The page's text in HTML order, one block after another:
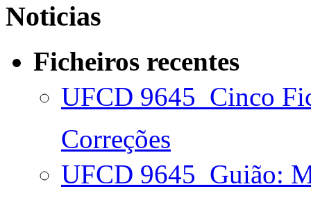
Noticias
Ficheiros recentes
UFCD 9645  Cinco
Correções
UFCD 9645  Guião: